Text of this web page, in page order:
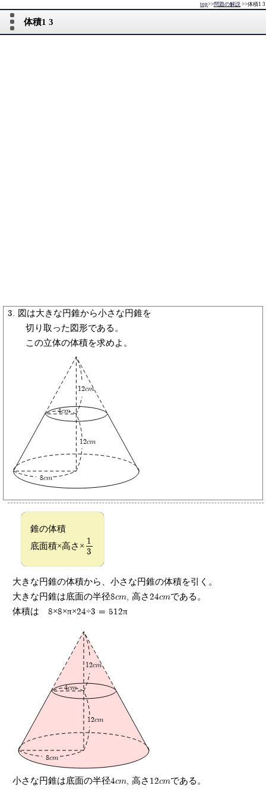
体積1 3
top>>問題の解説 >>体積1 3
3. 図は大きな円錐から小さな円錐を
切り取った図形である。
この立体の体積を求めよ。
12cm
12cm
8cm
4cm
錐の体積
底面積×高さ×
1
3
大きな円錐の体積から、小さな円錐の体積を引く。
大きな円錐は底面の半径8cm, 高さ24cmである。
体積は 8×8×π×24÷3 = 512π
12cm
12cm
8cm
4cm
小さな円錐は底面の半径4cm, 高さ12cmである。